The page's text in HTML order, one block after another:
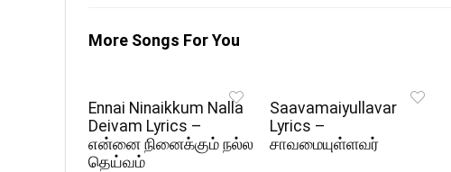
More Songs For You
Ennai Ninaikkum Nalla
Deivam Lyrics –
என்னை நினைக்கும் நல்ல
தெய்வம்
Saavamaiyullavar
Lyrics –
சாவமையுள்ளவர்